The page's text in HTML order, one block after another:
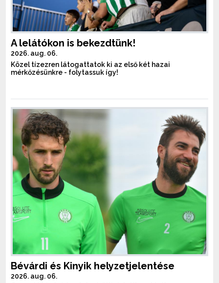
A lelátókon is bekezdtünk!
2026. aug. 06.
Közel tízezren látogattatok ki az első két hazai
mérkőzésünkre - folytassuk így!
Bévárdi és Kinyik helyzetjelentése
2026. aug. 06.